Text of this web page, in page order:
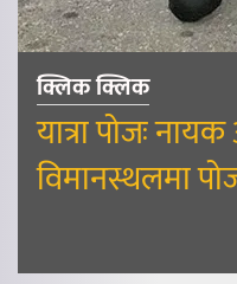
क्लिक क्लिक
यात्रा पोजः
विमानस्थलमा